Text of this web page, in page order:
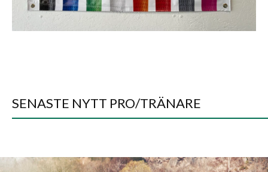
SENASTE NYTT PRO/TRÄNARE